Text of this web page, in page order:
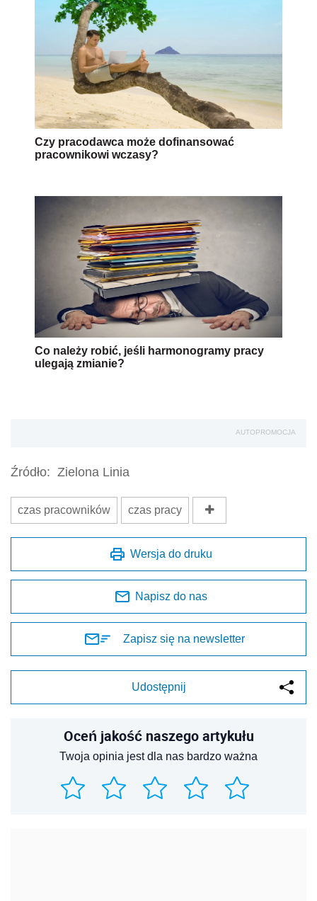
Czy pracodawca może dofinansować
pracownikowi wczasy?
Co należy robić, jeśli harmonogramy pracy
ulegają zmianie?
AUTOPROMOCJA
Źródło: Zielona Linia
czas pracowników czas pracy
Wersja do druku
Napisz do nas
Zapisz się na newsletter
Udostępnij
Oceń jakość naszego artykułu
Twoja opinia jest dla nas bardzo ważna